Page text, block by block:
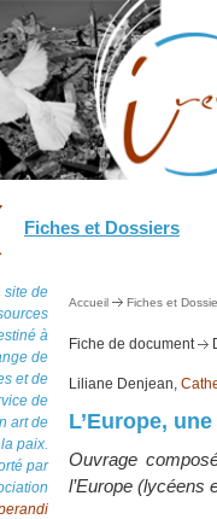
Fiches et Dossiers
site de
à
de
et de
de
art de
la paix.
par
Accueil Fiches et
Fiche de document
Liliane Denjean,
L’Europe,
Ouvrage
l’Europe (lycéens